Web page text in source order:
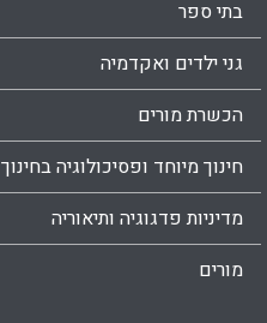
בתי ספר
גני ילדים ואקדמיה
הכשרת מורים
חינוך מיוחד ופסיכולוגיה בחינוך
מדיניות פדגוגיה ותיאוריה
מורים